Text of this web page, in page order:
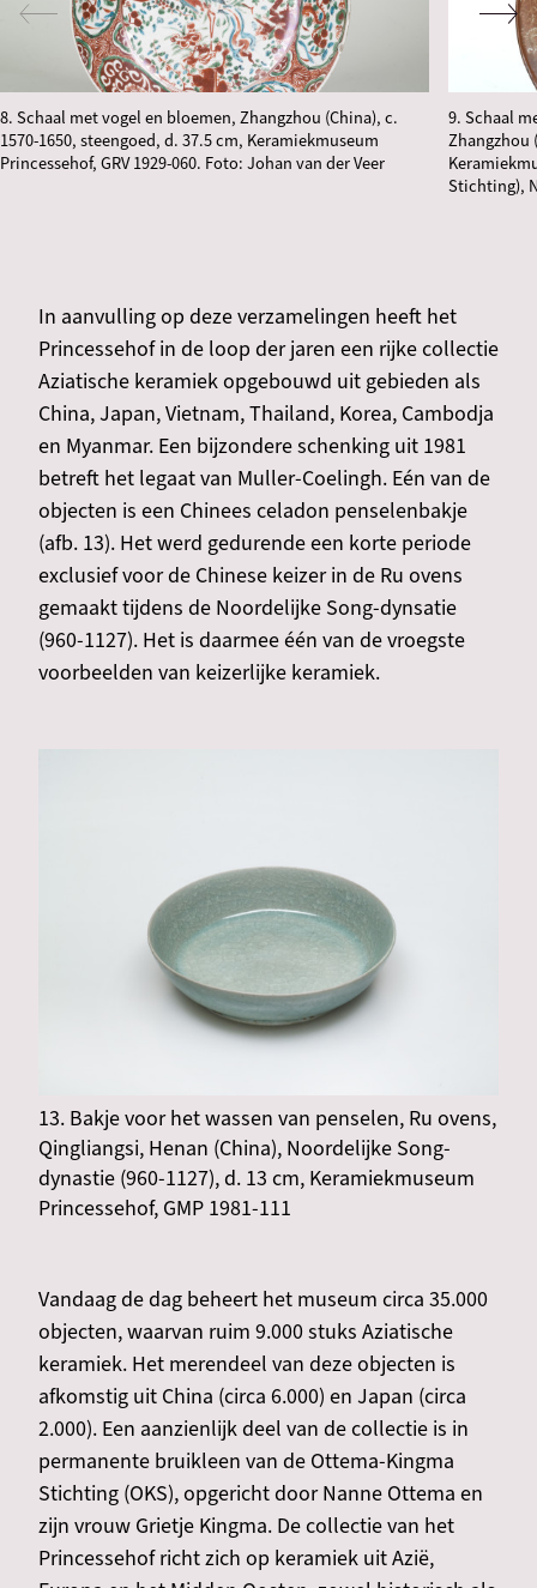
8. Schaal met vogel en bloemen, Zhangzhou (China), c.
1570-1650, steengoed, d. 37.5 cm, Keramiekmuseum
Princessehof, GRV 1929-060. Foto: Johan van der Veer
9. Schaal
Zhangzhou
Stichting),
In aanvulling op deze verzamelingen heeft het
Princessehof in de loop der jaren een rijke collectie
Aziatische keramiek opgebouwd uit gebieden als
China, Japan, Vietnam, Thailand, Korea, Cambodja
en Myanmar. Een bijzondere schenking uit 1981
betreft het legaat van Muller-Coelingh. Eén van de
objecten is een Chinees celadon penselenbakje
(afb. 13). Het werd gedurende een korte periode
exclusief voor de Chinese keizer in de Ru ovens
gemaakt tijdens de Noordelijke Song-dynsatie
(960-1127). Het is daarmee één van de vroegste
voorbeelden van keizerlijke keramiek.
13. Bakje voor het wassen van penselen, Ru ovens,
Qingliangsi, Henan (China), Noordelijke Song-
dynastie (960-1127), d. 13 cm, Keramiekmuseum
Princessehof, GMP 1981-111
Vandaag de dag beheert het museum circa 35.000
objecten, waarvan ruim 9.000 stuks Aziatische
keramiek. Het merendeel van deze objecten is
afkomstig uit China (circa 6.000) en Japan (circa
2.000). Een aanzienlijk deel van de collectie is in
permanente bruikleen van de Ottema-Kingma
Stichting (OKS), opgericht door Nanne Ottema en
zijn vrouw Grietje Kingma. De collectie van het
Princessehof richt zich op keramiek uit Azië,